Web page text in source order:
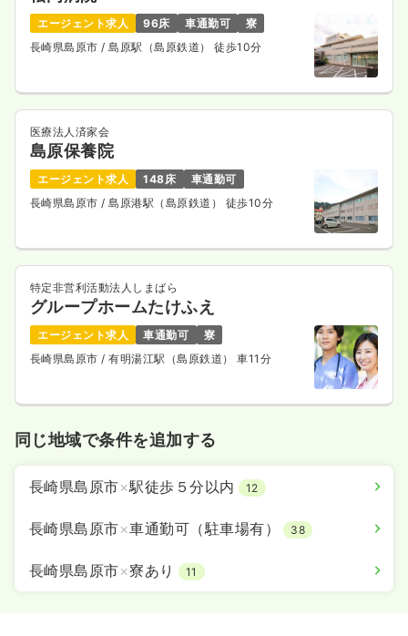
エージェント求人 96床 車通勤可
寮
長崎県島原市 / 島原駅（島原鉄道） 徒歩10分
医療法人済家会
島原保養院
エージェント求人 148床
車通勤可
長崎県島原市 / 島原港駅（島原鉄道） 徒歩10分
特定非営利活動法人しまばら
グループホームたけふえ
エージェント求人 車通勤可
寮
長崎県島原市 / 有明湯江駅（島原鉄道） 車11分
同じ地域で条件を追加する
長崎県島原市×駅徒歩５分以内 12
長崎県島原市×車通勤可（駐車場有） 38
長崎県島原市×寮あり 11